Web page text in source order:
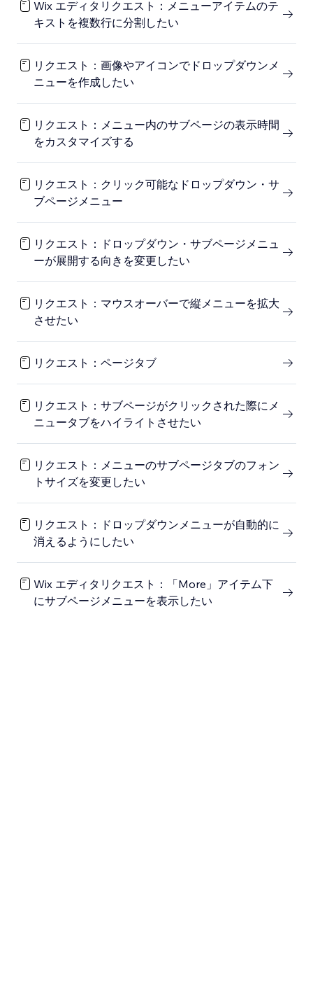
Wix エディタリクエスト：メニューアイテムのテ
キストを複数行に分割したい
リクエスト：画像やアイコンでドロップダウンメ
ニューを作成したい
リクエスト：メニュー内のサブページの表示時間
をカスタマイズする
リクエスト：クリック可能なドロップダウン・サ
ブページメニュー
リクエスト：ドロップダウン・サブページメニュ
ーが展開する向きを変更したい
リクエスト：マウスオーバーで縦メニューを拡大
させたい
リクエスト：ページタブ
リクエスト：サブページがクリックされた際にメ
ニュータブをハイライトさせたい
リクエスト：メニューのサブページタブのフォン
トサイズを変更したい
リクエスト：ドロップダウンメニューが自動的に
消えるようにしたい
Wix エディタリクエスト：「More」アイテム下
にサブページメニューを表示したい